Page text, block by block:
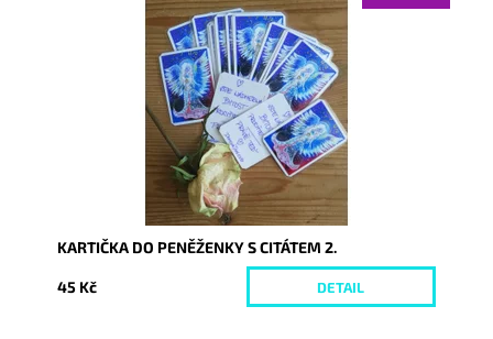
Vyprodáno
3994
KARTIČKA DO PENĚŽENKY S CITÁTEM 2.
45 Kč DETAIL